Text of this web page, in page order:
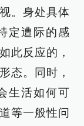
。身处具体
定遭际的感
此反应的，
态。同时，
生活如何可
等一般性问